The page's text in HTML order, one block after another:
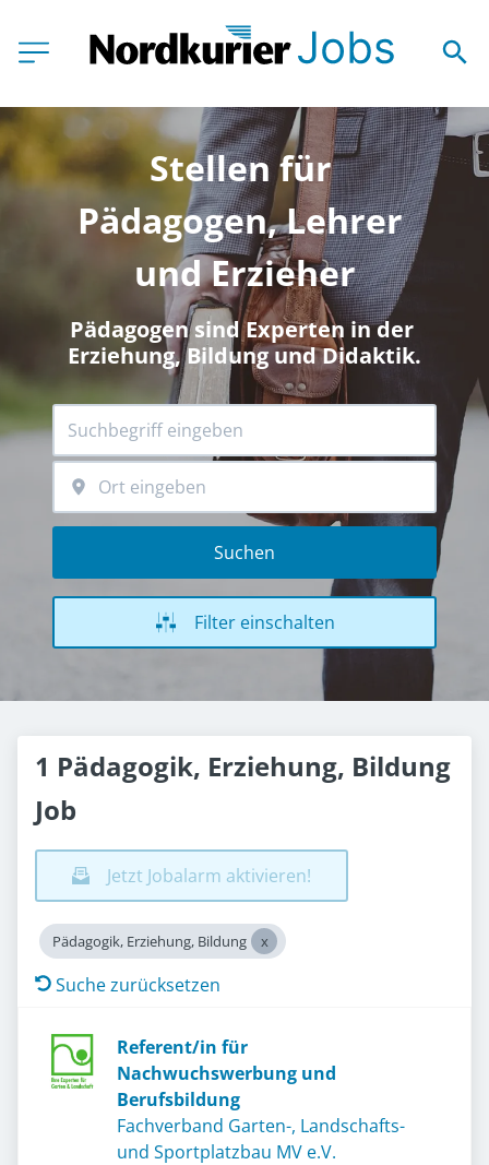
Stellen für
Pädagogen, Lehrer
und Erzieher
Pädagogen sind Experten in der
Erziehung, Bildung und Didaktik.
Suchen
Filter einschalten
1 Pädagogik, Erziehung, Bildung
Job
Jetzt Jobalarm aktivieren!
Pädagogik, Erziehung, Bildung
Suche zurücksetzen
Referent/in für
Nachwuchswerbung und
Berufsbildung
Fachverband Garten-, Landschafts-
und Sportplatzbau MV e.V.